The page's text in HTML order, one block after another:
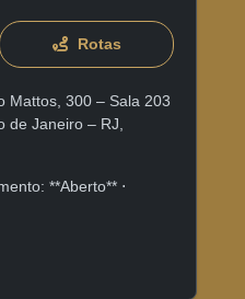
Rotas
Mattos, 300 – Sala 203
de Janeiro – RJ,
**Aberto** ⋅